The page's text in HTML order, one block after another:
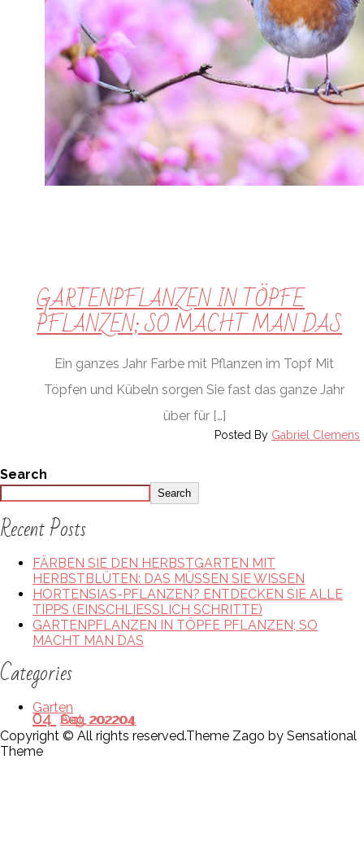
04 Oct, 202204
04 Sep, 202204
04 Aug, 202204
GARTENPFLANZEN IN TÖPFE
PFLANZEN; SO MACHT MAN DAS
Posted By Gabriel Clemens
Ein ganzes Jahr Farbe mit Pflanzen im Topf Mit
Töpfen und Kübeln sorgen Sie fast das ganze Jahr
über für […]
Search
Search
Recent Posts
FÄRBEN SIE DEN HERBSTGARTEN MIT
HERBSTBLÜTEN: DAS MÜSSEN SIE WISSEN
HORTENSIAS-PFLANZEN? ENTDECKEN SIE ALLE
TIPPS (EINSCHLIESSLICH SCHRITTE)
GARTENPFLANZEN IN TÖPFE PFLANZEN; SO
MACHT MAN DAS
Categories
Garten
Copyright © All rights reserved.Theme Zago by Sensational
Theme